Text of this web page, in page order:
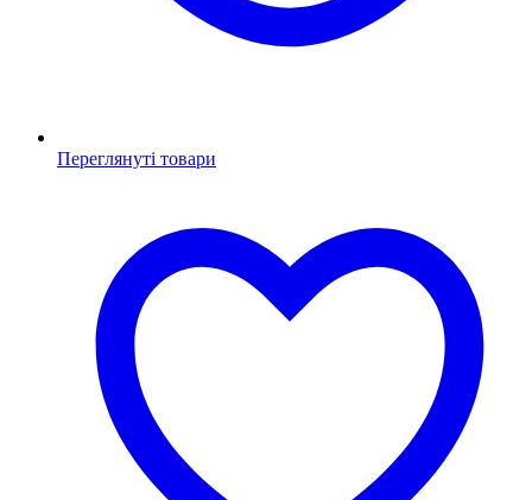
Переглянуті товари